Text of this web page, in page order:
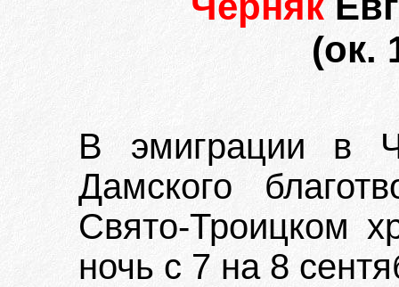
(ок.
В эмиграции в
Дамского
Свято-Троицком
ночь с 7 на 8